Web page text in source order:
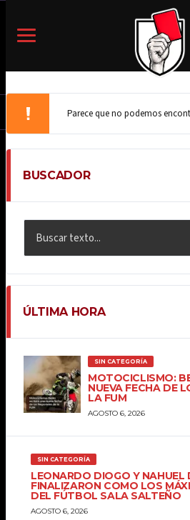
Parece que no podemos
BUSCADOR
ÚLTIMA HORA
SIN CATEGORÍA
MOTOCICLISMO:
NUEVA FECHA DE
LA FUM
AGOSTO 6, 2026
SIN CATEGORÍA
LEONARDO DIOGO Y NAHUEL
FINALIZARON COMO LOS
DEL FÚTBOL SALA SALTEÑO
AGOSTO 6, 2026